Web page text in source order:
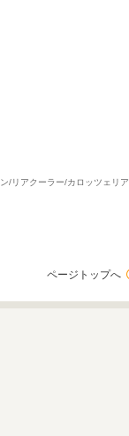
/リアクーラー/カロッツェリア
ページトップへ